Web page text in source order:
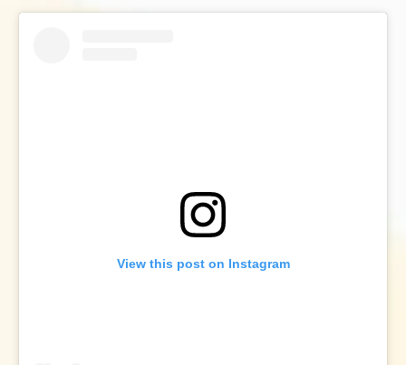
View this post on Instagram